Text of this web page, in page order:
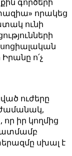
որակեց
ունի
ո՛չ
ուժերը
իր կողմից
սխալ է